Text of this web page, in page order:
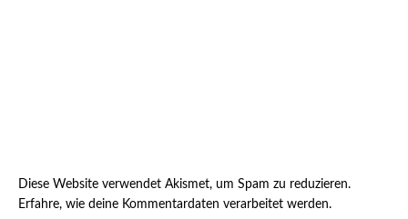
Diese Website verwendet Akismet, um Spam zu reduzieren.
Erfahre, wie deine Kommentardaten verarbeitet werden.